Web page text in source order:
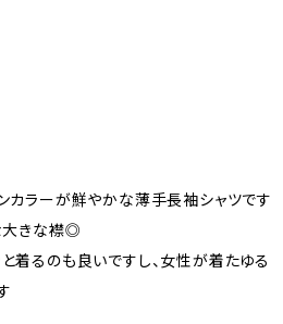
カラーが鮮やかな薄手長袖シャツです
大きな襟◎
着るのも良いですし、女性が着たゆる